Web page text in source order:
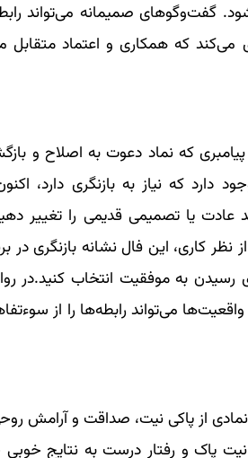
گفت‌وگوهای صمیمانه می‌تواند
که همکاری و اعتماد متقابل
که نماد دعوت به اصلاح و
که نیاز به بازنگری دارد،
یا تصمیمی قدیمی را تغییر
نظر کاری، این فال نشانه بازنگری در
به موفقیت انتخاب کنید.در
می‌تواند رابطه‌ها را از
از پاکی نیت، صداقت و آرامش
پاک و رفتار درست به نتایج